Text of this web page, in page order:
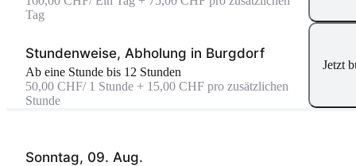
Sonntag, 09. Aug.
Tag
Stundenweise, Abholung in Burgdorf
Ab eine Stunde bis 12 Stunden
50,00 CHF/ 1 Stunde + 15,00 CHF pro zusätzlichen
Stunde
Jetzt